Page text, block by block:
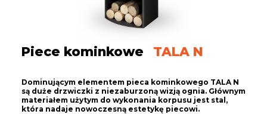
Piece kominkowe TALA N
Dominującym elementem pieca kominkowego TALA N
są duże drzwiczki z niezaburzoną wizją ognia. Głównym
materiałem użytym do wykonania korpusu jest stal,
która nadaje nowoczesną estetykę piecowi.